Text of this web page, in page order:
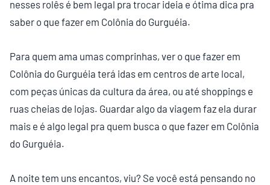
nesses rolês é bem legal pra trocar ideia e ótima dica pra
saber o que fazer em Colônia do Gurguéia.
Para quem ama umas comprinhas, ver o que fazer em
Colônia do Gurguéia terá idas em centros de arte local,
com peças únicas da cultura da área, ou até shoppings e
ruas cheias de lojas. Guardar algo da viagem faz ela durar
mais e é algo legal pra quem busca o que fazer em Colônia
do Gurguéia.
A noite tem uns encantos, viu? Se você está pensando no